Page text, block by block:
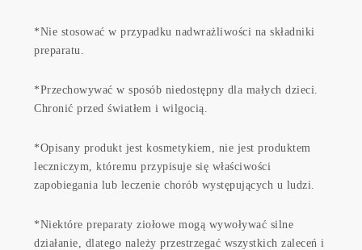
*Nie stosować w przypadku nadwrażliwości na składniki
preparatu.
*Przechowywać w sposób niedostępny dla małych dzieci.
Chronić przed światłem i wilgocią.
*Opisany produkt jest kosmetykiem, nie jest produktem
leczniczym, któremu przypisuje się właściwości
zapobiegania lub leczenie chorób występujących u ludzi.
*Niektóre preparaty ziołowe mogą wywoływać silne
działanie, dlatego należy przestrzegać wszystkich zaleceń i